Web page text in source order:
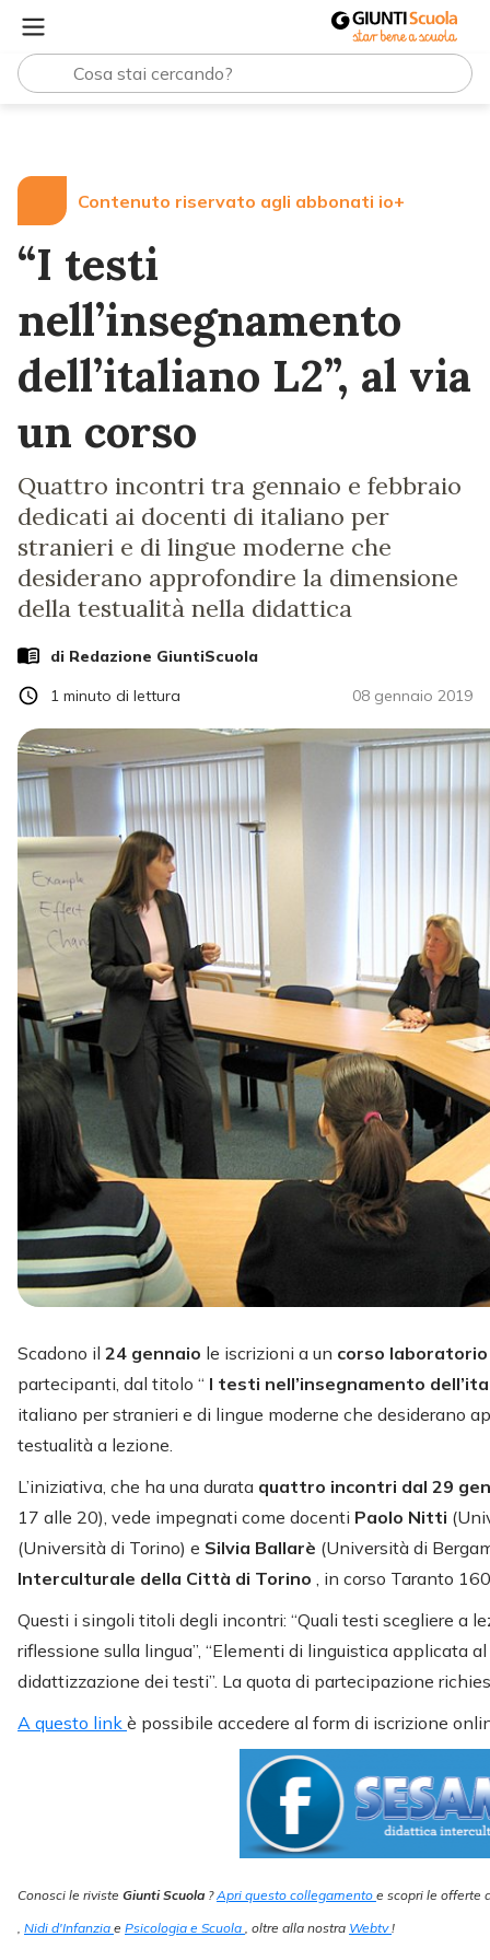
Contenuto riservato agli abbonati io+
“I testi
nell’insegnamento
dell’italiano L2”, al via
un corso
Quattro incontri tra gennaio e febbraio
dedicati ai docenti di italiano per
stranieri e di lingue moderne che
desiderano approfondire la dimensione
della testualità nella didattica
di Redazione GiuntiScuola
08 gennaio 2019
1 minuto di lettura
Scadono il 24 gennaio le iscrizioni a un corso
partecipanti, dal titolo “ I testi nell’insegnamento
italiano per stranieri e di lingue moderne che desiderano
testualità a lezione.
L’iniziativa, che ha una durata quattro incontri dal 29
17 alle 20), vede impegnati come docenti Paolo Nitti
(Università di Torino) e Silvia Ballarè (Università di
Interculturale della Città di Torino
, in corso Taranto
Questi i singoli titoli degli incontri: “Quali testi scegliere a
riflessione sulla lingua”, “Elementi di linguistica applicata
didattizzazione dei testi”. La quota di partecipazione
A questo link è possibile accedere al form di iscrizione
Conosci le riviste Giunti Scuola ?Apri questo collegamento e scopri le offerte
Nidi d'Infanzia e Psicologia e Scuola , oltre alla nostra Webtv !